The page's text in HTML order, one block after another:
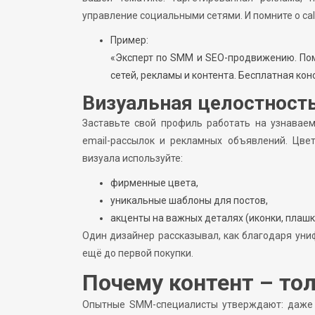
управление социальными сетями. И помните о
Пример:
«Эксперт по SMM и SEO-продвижению.
сетей, рекламы и контента. Бесплатная
Визуальная
Заставьте свой профиль работать на
email-рассылок и рекламных объявлений.
визуала используйте:
фирменные цвета,
уникальные шаблоны для постов,
акценты на важных деталях (иконки,
Один дизайнер рассказывал, как благодаря
ещё до первой покупки.
Почему контент –
Опытные SMM-специалисты утверждают: даже